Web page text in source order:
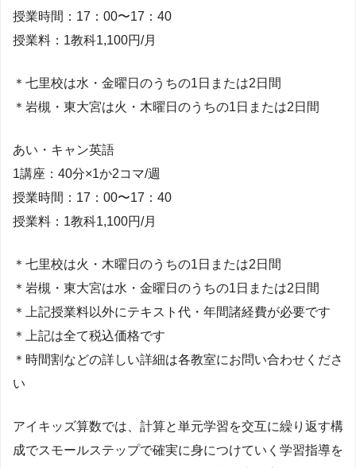
授業時間：17：00〜17：40
授業料：1教科1,100円/月
＊七里校は水・金曜日のうちの1日または2日間
＊岩槻・東大宮は火・木曜日のうちの1日または2日間
あい・キャン英語
1講座：40分×1か2コマ/週
授業時間：17：00〜17：40
授業料：1教科1,100円/月
＊七里校は火・木曜日のうちの1日または2日間
＊岩槻・東大宮は水・金曜日のうちの1日または2日間
＊上記授業料以外にテキスト代・年間諸経費が必要です
＊上記は全て税込価格です
＊時間割などの詳しい詳細は各教室にお問い合わせくださ
い
アイキッズ算数では、計算と単元学習を交互に繰り返す構
成でスモールステップで確実に身につけていく学習指導を